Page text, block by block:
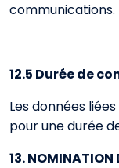
communications.
12.5 Durée de
Les données
pour une durée
13. NOMINATION